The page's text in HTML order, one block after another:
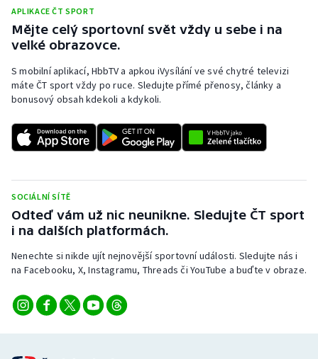
APLIKACE ČT SPORT
Mějte celý sportovní svět vždy u sebe i na
velké obrazovce.
S mobilní aplikací, HbbTV a apkou iVysílání ve své chytré televizi
máte ČT sport vždy po ruce. Sledujte přímé přenosy, články a
bonusový obsah kdekoli a kdykoli.
SOCIÁLNÍ SÍTĚ
Odteď vám už nic neunikne. Sledujte ČT sport
i na dalších platformách.
Nenechte si nikde ujít nejnovější sportovní události. Sledujte nás i
na Facebooku, X, Instagramu, Threads či YouTube a buďte v obraze.